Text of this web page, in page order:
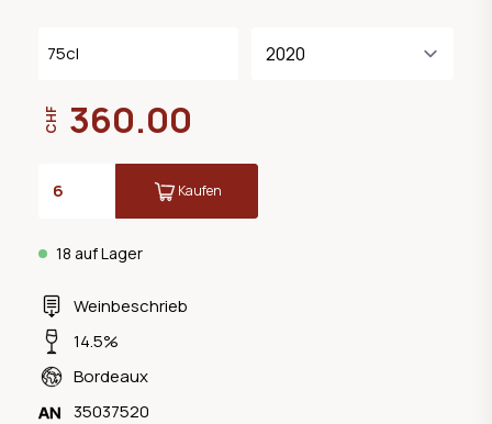
Weinbeschrieb
14.5%
Bordeaux
35037520
75cl
18 auf Lager
CHF 360.00
Kaufen